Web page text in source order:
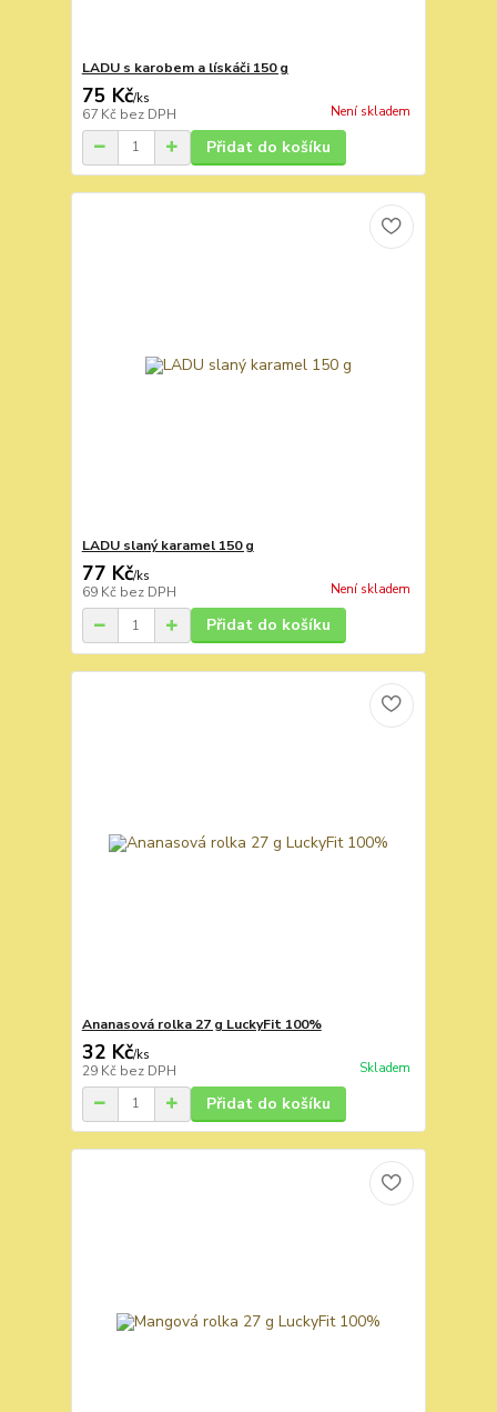
LADU s karobem a lískáči 150 g
75 Kč/ks
67 Kč bez DPH Není skladem
Přidat do košíku
LADU slaný karamel 150 g
77 Kč/ks
69 Kč bez DPH Není skladem
Přidat do košíku
Ananasová rolka 27 g LuckyFit 100%
32 Kč/ks
29 Kč bez DPH Skladem
Přidat do košíku